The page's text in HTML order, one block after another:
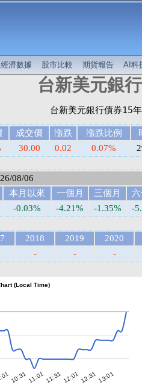
經濟數據 股市比較 期貨報告 AI科
台新美元銀
成交價 漲跌 漲跌比例
30.00 0.02 0.07%
08/06
本月以來 一個月 三個月 六
-0.03% -4.21% -1.35% -
2018 2019 2020
- - -
(Local Time)
10:3111:0111:3112:0112:3113:01